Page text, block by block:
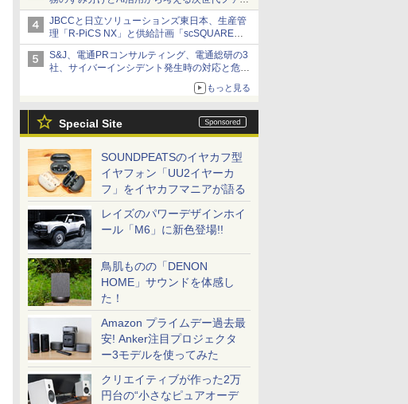
ナンス戦略
JBCCと日立ソリューションズ東日本、生産管
理「R-PiCS NX」と供給計画「scSQUARE
ISP」の連携サービスを提供開始
S&J、電通PRコンサルティング、電通総研の3
社、サイバーインシデント発生時の対応と危機
管理広報を一体的に訓練するプログラムを提供
もっと見る
Special Site
SOUNDPEATSのイヤカフ型
イヤフォン「UU2イヤーカ
フ」をイヤカフマニアが語る
レイズのパワーデザインホイ
ール「M6」に新色登場!!
鳥肌ものの「DENON
HOME」サウンドを体感し
た！
Amazon プライムデー過去最
安! Anker注目プロジェクタ
ー3モデルを使ってみた
クリエイティブが作った2万
円台の“小さなピュアオーデ